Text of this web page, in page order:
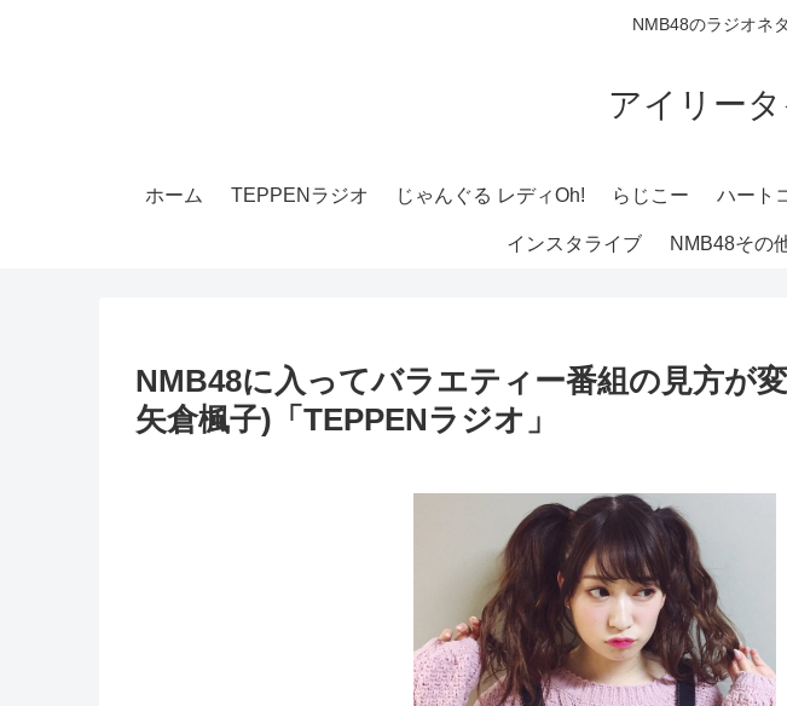
NMB48のラジオネ
アイリー
ホーム TEPPENラジオ じゃんぐる レディOh! らじこー ハート
インスタライブ NMB48その
NMB48に入ってバラエティー番組の見方が
矢倉楓子)「TEPPENラジオ」